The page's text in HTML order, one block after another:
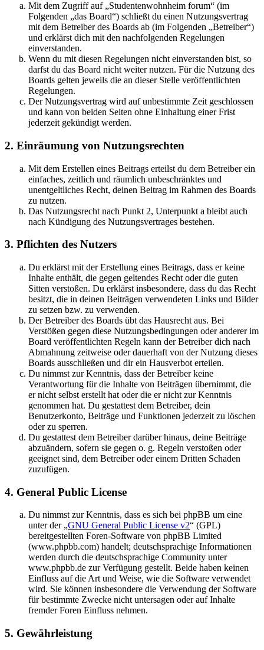
Mit dem Zugriff auf „Studentenwohnheim forum“ (im
Folgenden „das Board“) schließt du einen Nutzungsvertrag
mit dem Betreiber des Boards ab (im Folgenden „Betreiber“)
und erklärst dich mit den nachfolgenden Regelungen
einverstanden.
Wenn du mit diesen Regelungen nicht einverstanden bist, so
darfst du das Board nicht weiter nutzen. Für die Nutzung des
Boards gelten jeweils die an dieser Stelle veröffentlichten
Regelungen.
Der Nutzungsvertrag wird auf unbestimmte Zeit geschlossen
und kann von beiden Seiten ohne Einhaltung einer Frist
jederzeit gekündigt werden.
2. Einräumung von Nutzungsrechten
Mit dem Erstellen eines Beitrags erteilst du dem Betreiber ein
einfaches, zeitlich und räumlich unbeschränktes und
unentgeltliches Recht, deinen Beitrag im Rahmen des Boards
zu nutzen.
Das Nutzungsrecht nach Punkt 2, Unterpunkt a bleibt auch
nach Kündigung des Nutzungsvertrages bestehen.
3. Pflichten des Nutzers
Du erklärst mit der Erstellung eines Beitrags, dass er keine
Inhalte enthält, die gegen geltendes Recht oder die guten
Sitten verstoßen. Du erklärst insbesondere, dass du das Recht
besitzt, die in deinen Beiträgen verwendeten Links und Bilder
zu setzen bzw. zu verwenden.
Der Betreiber des Boards übt das Hausrecht aus. Bei
Verstößen gegen diese Nutzungsbedingungen oder anderer im
Board veröffentlichten Regeln kann der Betreiber dich nach
Abmahnung zeitweise oder dauerhaft von der Nutzung dieses
Boards ausschließen und dir ein Hausverbot erteilen.
Du nimmst zur Kenntnis, dass der Betreiber keine
Verantwortung für die Inhalte von Beiträgen übernimmt, die
er nicht selbst erstellt hat oder die er nicht zur Kenntnis
genommen hat. Du gestattest dem Betreiber, dein
Benutzerkonto, Beiträge und Funktionen jederzeit zu löschen
oder zu sperren.
Du gestattest dem Betreiber darüber hinaus, deine Beiträge
abzuändern, sofern sie gegen o. g. Regeln verstoßen oder
geeignet sind, dem Betreiber oder einem Dritten Schaden
zuzufügen.
4. General Public License
Du nimmst zur Kenntnis, dass es sich bei phpBB um eine
unter der „GNU General Public License v2“ (GPL)
bereitgestellten Foren-Software von phpBB Limited
(www.phpbb.com) handelt; deutschsprachige Informationen
werden durch die deutschsprachige Community unter
www.phpbb.de zur Verfügung gestellt. Beide haben keinen
Einfluss auf die Art und Weise, wie die Software verwendet
wird. Sie können insbesondere die Verwendung der Software
für bestimmte Zwecke nicht untersagen oder auf Inhalte
fremder Foren Einfluss nehmen.
5. Gewährleistung